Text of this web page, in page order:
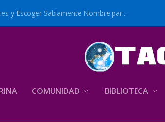
y Escoger Sabiamente Nombre par...
COMUNIDAD BIBLIOTECA